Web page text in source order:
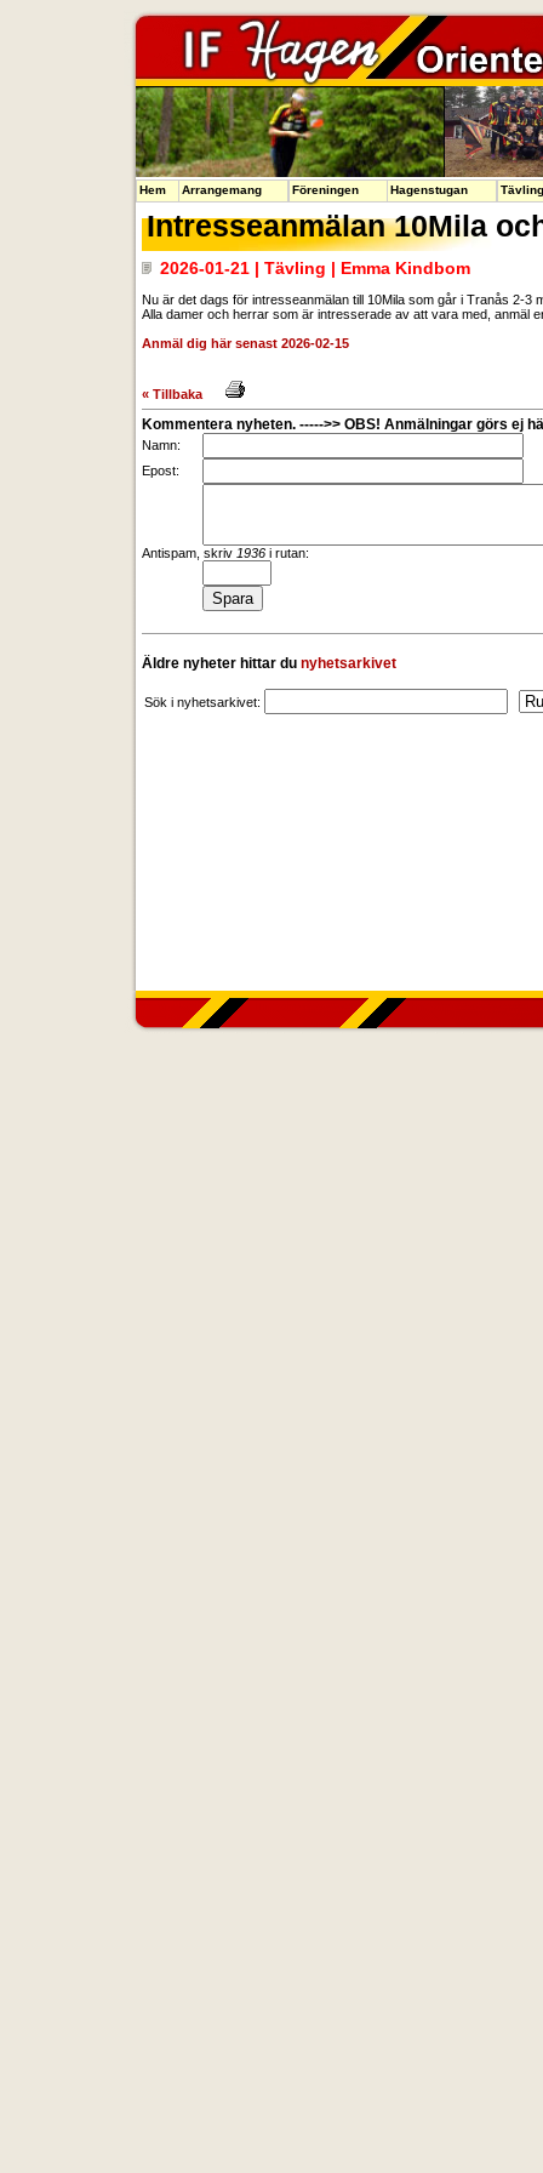
Intresseanmälan 10Mila
2026-01-21 | Tävling | Emma Kindbom
Nu är det dags för intresseanmälan till 10Mila som går i Tranås 2-3
Alla damer och herrar som är intresserade av att vara med, anmäl
Anmäl dig här senast 2026-02-15
« Tillbaka
Kommentera nyheten. ----->> OBS! Anmälningar görs ej
Namn:
Epost:
Antispam, skriv 1936 i rutan:
Äldre nyheter hittar du nyhetsarkivet
Sök i nyhetsarkivet:
Hem Arrangemang Föreningen Hagenstugan Tävling